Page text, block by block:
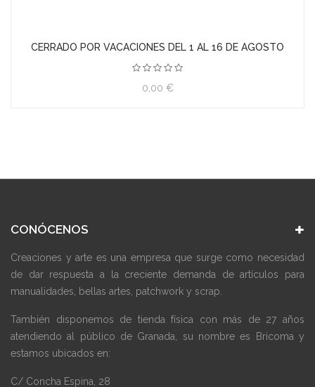
TELA PRINCESAS DISNEY
4,40 €
CONÓCENOS
Creaciones y arte es una empresa que surge como necesidad
de dar respuesta a la creciente demanda de artículos para
manualidades, bellas artes, patchwork y scrap.
También disponemos de tienda física con más de 27 años
atendiendo al público de Granada, su nombre es Bricoma y
estamos ubicados en:
C/ Concha Espina, 28